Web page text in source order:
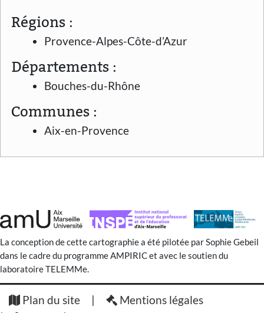
Régions :
Provence-Alpes-Côte-d’Azur
Départements :
Bouches-du-Rhône
Communes :
Aix-en-Provence
La conception de cette cartographie a été pilotée par Sophie Gebeil
dans le cadre du programme AMPIRIC et avec le soutien du
laboratoire TELEMMe.
Plan du site
Mentions légales